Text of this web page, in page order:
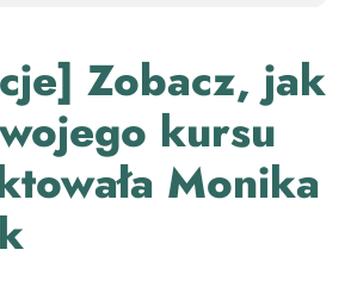
Zobacz, jak
kursu
Monika